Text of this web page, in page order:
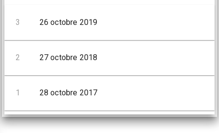
3 26 octobre 2019
2 27 octobre 2018
1 28 octobre 2017